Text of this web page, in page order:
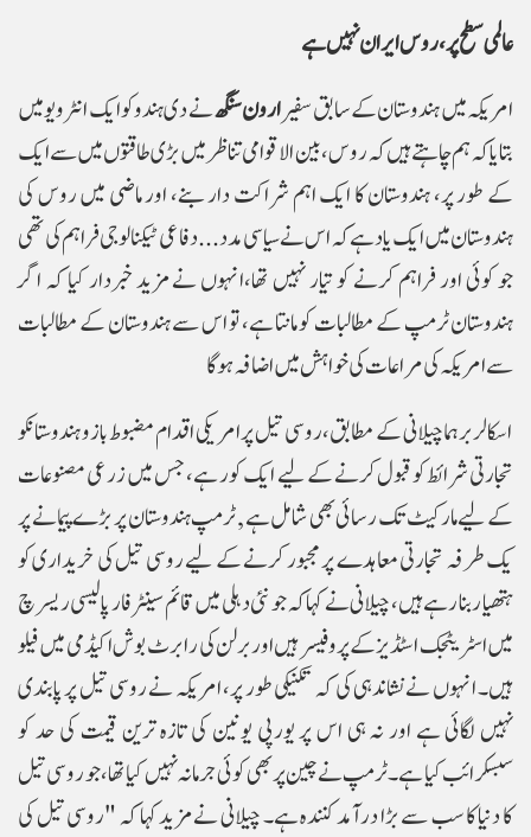
عالمی سطح پر، روس ایران نہیں ہے
امریکہ میں ہندوستان کے سابق سفیرارونسنگھنے دی ہندو کو ایک انٹرویو میں
بتایا کہ ہم چاہتے ہیں کہ روس، بین الاقوامی تناظر میں بڑی طاقتوں میں سے ایک
کے طور پر، ہندوستان کا ایک اہم شراکت دار بنے، اور ماضی میں روس کی
ہندوستان میں ایک یاد ہے کہ اس نے سیاسی مدد ... دفاعی ٹیکنالوجی فراہم کی تھی
جو کوئی اور فراہم کرنے کو تیار نہیں تھا،انہوں نے مزید خبردار کیا کہ اگر
ہندوستان ٹرمپ کے مطالبات کو مانتا ہے، تو اس سے ہندوستان کے مطالبات
سے امریکہ کی مراعات کی خواہش میں اضافہ ہوگا
اسکالر برہما چیلانی کے مطابق، روسی تیل پر امریکی اقدام مضبوط بازو ہندوستانکو
تجارتی شرائط کو قبول کرنے کے لیے ایک کور ہے، جس میں زرعی مصنوعات
کے لیے مارکیٹ تک رسائی بھی شامل ہے , ٹرمپ ہندوستان پر بڑے پیمانے پر
یک طرفہ تجارتی معاہدے پر مجبور کرنے کے لیے روسی تیل کی خریداری کو
ہتھیار بنا رہے ہیں، چیلانی نے کہا کہ جو نئی دہلی میں قائم سینٹر فار پالیسی ریسرچ
میں اسٹریٹجک اسٹڈیز کے پروفیسر ہیں اور برلن کی رابرٹ بوش اکیڈمی میں فیلو
ہیں۔ انہوں نے نشاندہی کی کہ تکنیکی طور پر، امریکہ نے روسی تیل پر پابندی
نہیں لگائی ہے اور نہ ہی اس پر یورپی یونین کی تازہ ترین قیمت کی حد کو
سبسکرائب کیا ہے۔ ٹرمپ نے چین پر بھی کوئی جرمانہ نہیں کیا تھا، جو روسی تیل
کا دنیا کا سب سے بڑا درآمد کنندہ ہے۔ چیلانی نے مزید کہا کہ "روسی تیل کی